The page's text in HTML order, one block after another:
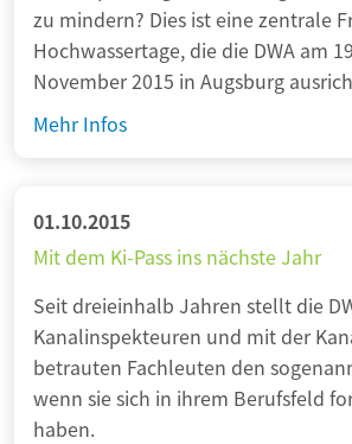
n
e
n
-
B
e
r
e
r
.
0
w
a
s
e
e
c
h
n
i
k
a
e
l
l
e
n
d
h
i
n
a
zu mindern? Dies ist eine zentrale
Hochwassertage, die die DWA am
November 2015 in Augsburg
Mehr InfosF
B
e
ö
l
k
e
01.10.2015
Mit dem Ki-Pass ins nächste Jahr
Seit dreieinhalb Jahren stellt die
Kanalinspekteuren und mit der
betrauten Fachleuten den
wenn sie sich in ihrem Berufsfeld
haben.